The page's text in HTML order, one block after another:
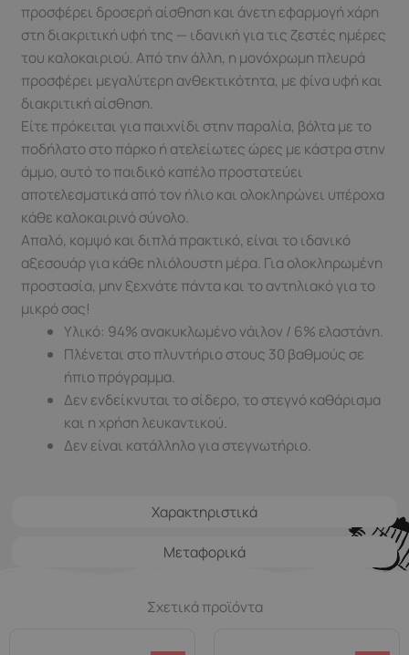
Χαρακτηριστικά
Μεταφορικά
προσφέρει δροσερή αίσθηση και άνετη εφαρμογή χάρη
στη διακριτική υφή της — ιδανική για τις ζεστές ημέρες
του καλοκαιριού. Από την άλλη, η μονόχρωμη πλευρά
προσφέρει μεγαλύτερη ανθεκτικότητα, με φίνα υφή και
διακριτική αίσθηση.
Είτε πρόκειται για παιχνίδι στην παραλία, βόλτα με το
ποδήλατο στο πάρκο ή ατελείωτες ώρες με κάστρα στην
άμμο, αυτό το παιδικό καπέλο προστατεύει
αποτελεσματικά από τον ήλιο και ολοκληρώνει υπέροχα
κάθε καλοκαιρινό σύνολο.
Απαλό, κομψό και διπλά πρακτικό, είναι το ιδανικό
αξεσουάρ για κάθε ηλιόλουστη μέρα. Για ολοκληρωμένη
προστασία, μην ξεχνάτε πάντα και το αντηλιακό για το
μικρό σας!
Υλικό: 94% ανακυκλωμένο νάιλον / 6% ελαστάνη.
Πλένεται στο πλυντήριο στους 30 βαθμούς σε
ήπιο πρόγραμμα.
Δεν ενδείκνυται τo σίδερο, το στεγνό καθάρισμα
και η χρήση λευκαντικού.
Δεν είναι κατάλληλο για στεγνωτήριο.
Σχετικά προϊόντα